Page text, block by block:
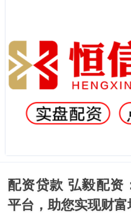
配资贷款 弘毅配资
平台，助您实现财富